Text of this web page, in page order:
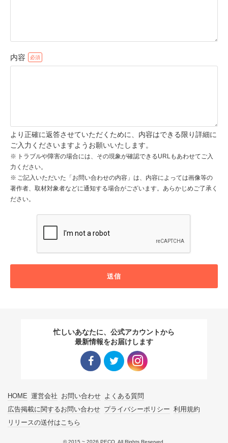
内容
より正確に返答させていただくために、内容はできる限り詳細に
ご入力くださいますようお願いいたします。
トラブルや障害の場合には、その現象が確認できるURLもあわせてご入
力ください。
ご記入いただいた「お問い合わせの内容」は、内容によっては画像等の
著作者、取材対象者などに通知する場合がございます。あらかじめご了承く
ださい。
送信
忙しいあなたに、公式アカウントから
最新情報をお届けします
HOME 運営会社 お問い合わせ よくある質問
広告掲載に関するお問い合わせ プライバシーポリシー 利用規約
リリースの送付はこちら
© 2015 ~ 2026 PECO. All Rights Reserved.